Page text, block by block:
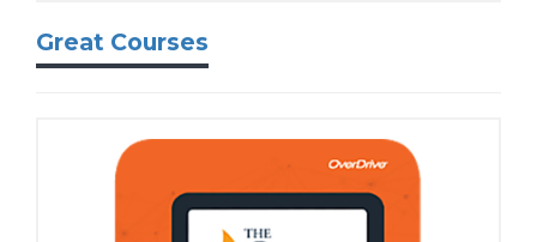
Great Courses